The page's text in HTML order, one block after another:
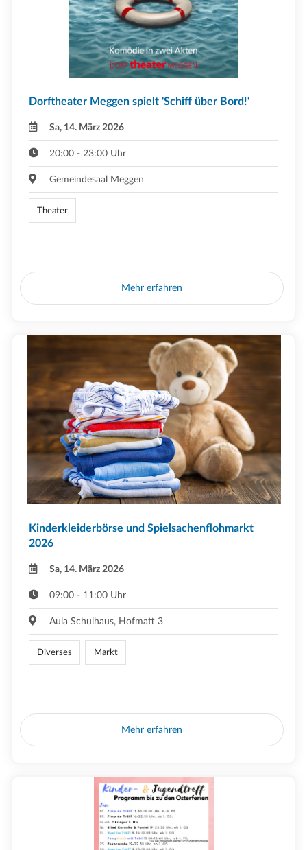
Dorftheater Meggen spielt 'Schiff über Bord!'
Sa, 14. März 2026
20:00 - 23:00 Uhr
Gemeindesaal Meggen
Theater
Mehr erfahren
Kinderkleiderbörse und Spielsachenflohmarkt
2026
Sa, 14. März 2026
09:00 - 11:00 Uhr
Aula Schulhaus, Hofmatt 3
Diverses Markt
Mehr erfahren